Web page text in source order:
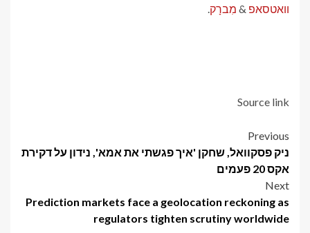
וואטסאפ & מִברָק.
Source link
Post
navigation
Previous
ניק פסקוואל, שחקן 'איך פגשתי את אמא', נידון על דקירת
אקס 20 פעמים
Next
Prediction markets face a geolocation reckoning as
regulators tighten scrutiny worldwide